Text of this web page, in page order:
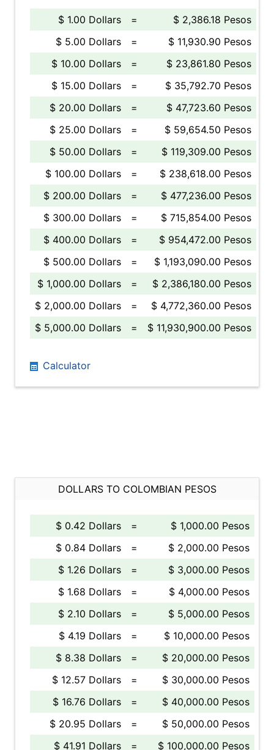
$ 1.00 Dollars =
$ 2,386.18 Pesos
$ 5.00 Dollars
=
$ 11,930.90 Pesos
$ 10.00 Dollars
=
$ 23,861.80 Pesos
$ 15.00 Dollars
=
$ 35,792.70 Pesos
$ 20.00 Dollars
=
$ 47,723.60 Pesos
$ 25.00 Dollars
=
$ 59,654.50 Pesos
$ 50.00 Dollars
=
$ 119,309.00 Pesos
$ 100.00 Dollars
=
$ 238,618.00 Pesos
$ 200.00 Dollars
=
$ 477,236.00 Pesos
$ 300.00 Dollars
=
$ 715,854.00 Pesos
$ 400.00 Dollars
=
$ 954,472.00 Pesos
$ 500.00 Dollars
=
$ 1,193,090.00 Pesos
$ 1,000.00 Dollars
=
$ 2,386,180.00 Pesos
$ 2,000.00 Dollars
=
$ 4,772,360.00 Pesos
$ 5,000.00 Dollars
= $ 11,930,900.00 Pesos
Calculator
DOLLARS TO COLOMBIAN PESOS
$ 0.42 Dollars =
$ 1,000.00 Pesos
$ 0.84 Dollars
=
$ 2,000.00 Pesos
$ 1.26 Dollars
=
$ 3,000.00 Pesos
$ 1.68 Dollars
=
$ 4,000.00 Pesos
$ 2.10 Dollars
=
$ 5,000.00 Pesos
$ 4.19 Dollars
=
$ 10,000.00 Pesos
$ 8.38 Dollars
=
$ 20,000.00 Pesos
$ 12.57 Dollars
=
$ 30,000.00 Pesos
$ 16.76 Dollars
=
$ 40,000.00 Pesos
$ 20.95 Dollars
=
$ 50,000.00 Pesos
$ 41.91 Dollars
= $ 100,000.00 Pesos